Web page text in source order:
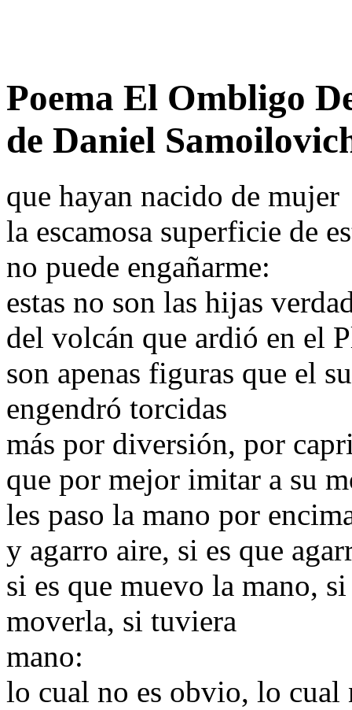
Poema El Ombligo
de Daniel
que hayan nacido de mujer
la escamosa superficie de
no puede engañarme:
estas no son las hijas
del volcán que ardió en el
son apenas figuras que el
engendró torcidas
más por diversión, por
que por mejor imitar a su
les paso la mano por
y agarro aire, si es que
si es que muevo la mano,
moverla, si tuviera
mano:
lo cual no es obvio, lo cual